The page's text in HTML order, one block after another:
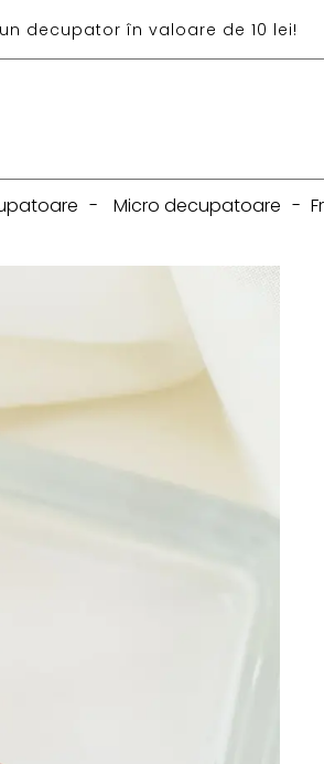
decupator în valoare de 10 lei!
- Micro decupatoare -